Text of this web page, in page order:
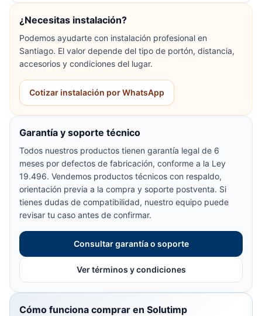
¿Necesitas instalación?
Podemos ayudarte con instalación profesional en
Santiago. El valor depende del tipo de portón, distancia,
accesorios y condiciones del lugar.
Cotizar instalación por WhatsApp
Garantía y soporte técnico
Todos nuestros productos tienen garantía legal de 6
meses por defectos de fabricación, conforme a la Ley
19.496. Vendemos productos técnicos con respaldo,
orientación previa a la compra y soporte postventa. Si
tienes dudas de compatibilidad, nuestro equipo puede
revisar tu caso antes de confirmar.
Consultar garantía o soporte
Ver términos y condiciones
Cómo funciona comprar en Solutimp